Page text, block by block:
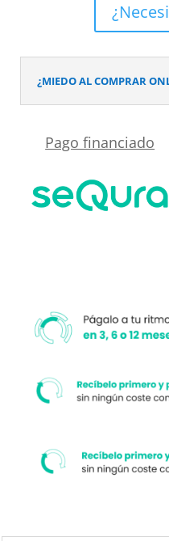
Surface
Grafito
cantidad
¿MIEDO AL COMPRAR
Pago financiado